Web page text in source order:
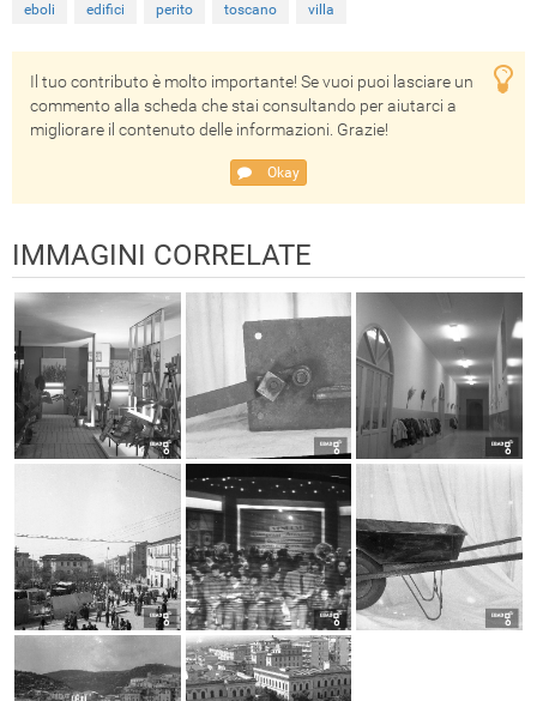
eboli edifici perito toscano villa
Il tuo contributo è molto importante! Se vuoi puoi lasciare un
commento alla scheda che stai consultando per aiutarci a
migliorare il contenuto delle informazioni. Grazie!
Okay
IMMAGINI CORRELATE